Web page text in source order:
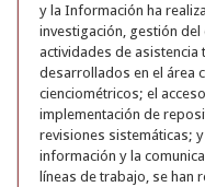
y la Información ha
investigación, gestión
actividades de asistencia
desarrollados en el área
cienciométricos; el
implementación de
revisiones sistemáticas;
información y la
líneas de trabajo, se han